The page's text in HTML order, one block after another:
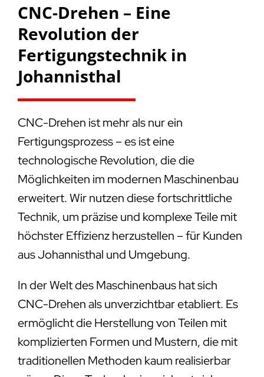
CNC-Drehen – Eine
Revolution der
Fertigungstechnik in
Johannisthal
CNC-Drehen ist mehr als nur ein
Fertigungsprozess – es ist eine
technologische Revolution, die die
Möglichkeiten im modernen Maschinenbau
erweitert. Wir nutzen diese fortschrittliche
Technik, um präzise und komplexe Teile mit
höchster Effizienz herzustellen – für Kunden
aus Johannisthal und Umgebung.
In der Welt des Maschinenbaus hat sich
CNC-Drehen als unverzichtbar etabliert. Es
ermöglicht die Herstellung von Teilen mit
komplizierten Formen und Mustern, die mit
traditionellen Methoden kaum realisierbar